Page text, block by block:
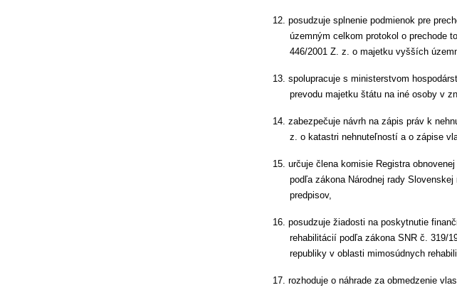
12. posudzuje splnenie podmienok pre
územným celkom protokol o prechode
446/2001 Z. z. o majetku vyšších
13. spolupracuje s ministerstvom
prevodu majetku štátu na iné osoby v
14. zabezpečuje návrh na zápis práv k
z. o katastri nehnuteľností a o zápise
15. určuje člena komisie Registra
podľa zákona Národnej rady
predpisov,
16. posudzuje žiadosti na poskytnutie
rehabilitácií podľa zákona SNR č. 319/
republiky v oblasti mimosúdnych
17. rozhoduje o náhrade za obmedzenie